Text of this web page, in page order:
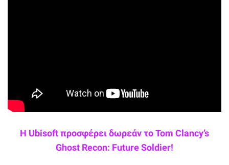
Η Ubisoft προσφέρει δωρεάν το Tom Clancy’s
Ghost Recon: Future Soldier!